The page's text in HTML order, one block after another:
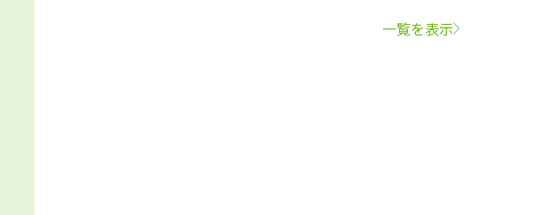
一覧を表示